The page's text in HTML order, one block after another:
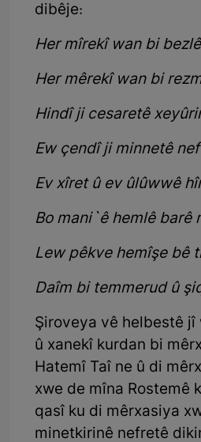
dibêje:
Her mîrekî wan bi
Her mêrekî wan bi
Hindî ji cesaretê
Ew çendî ji minnetê
Ev xîret û ev ûlûwwê
Bo mani`ê hemlê barê
Lew pêkve hemîşe bê
Daîm bi temmerud û
Şiroveya vê helbestê jî
û xanekî kurdan bi
Hatemî Taî ne û di
xwe de mîna Rostemê
qasî ku di mêrxasiya
minetkirinê nefretê